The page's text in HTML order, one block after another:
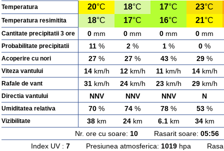
Temperatura 20°C 18°C 17°C 23°C
Temperatura resimitita 18°C 17°C 16°C 21°C
Cantitate precipitatii 3 ore 0 mm 0 mm 0 mm 0 mm
Probabilitate precipitatii 11% 2 % 1 % 0 %
Acoperire cu nori 27 % 27 % 43 % 29 %
Viteza vantului 14km/h 12km/h 11 km/h 14km/h
Rafale de vant 31km/h 24km/h 23km/h 29km/h
Directia vantului NNV NNV NNV N
Umiditatea relativa 70 % 74 % 78 % 53 %
Vizibilitate 38km 24km 6.1km 34km
Nr. ore cu soare: 10Rasarit soare: 05:56
Index UV : 7Presiunea atmosferica: 1019hpa